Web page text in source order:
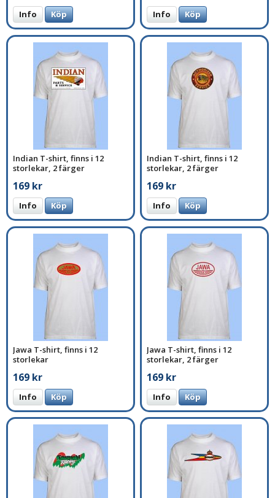
Info Köp Info Köp
Indian T-shirt, finns i 12
storlekar, 2 färger
169 kr
Info Köp
Indian T-shirt, finns i 12
storlekar, 2 färger
169 kr
Info Köp
Jawa T-shirt, finns i 12
storlekar
169 kr
Info Köp
Jawa T-shirt, finns i 12
storlekar, 2 färger
169 kr
Info Köp